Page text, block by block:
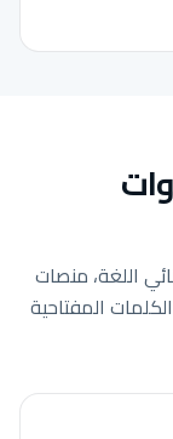
لـ 8 خطوات
اللغة، منصات
المفتاحية